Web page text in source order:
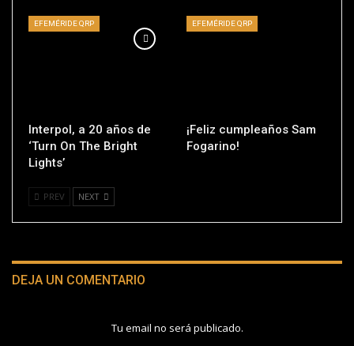
EFEMÉRIDE QRP
Interpol, a 20 años de
‘Turn On The Bright
Lights’
EFEMÉRIDE QRP
¡Feliz cumpleaños Sam
Fogarino!
PREV NEXT
DEJA UN COMENTARIO
Tu email no será publicado.